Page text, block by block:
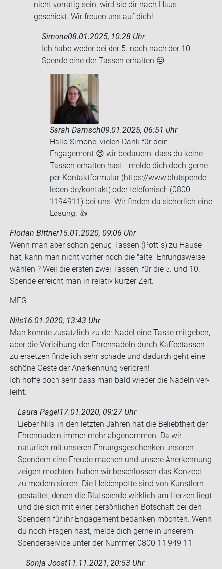
nicht vorrätig sein, wird sie dir nach Haus
geschickt. Wir freuen uns auf dich!
Simone08.01.2025, 10:28 Uhr
Ich habe weder bei der 5. noch nach der 10.
Spen­de eine der Tas­sen er­hal­ten 😔
Sarah Damsch09.01.2025, 06:51 Uhr
Hallo Simone, vielen Dank für dein
Engagement 😊 wir bedauern, dass du keine
Tassen erhalten hast - melde dich doch gerne
per Kontaktformular (https://www.blutspende-
leben.de/kontakt) oder telefonisch (0800-
1194911) bei uns. Wir finden da sicherlich eine
Lösung. 👍
Florian Bittner15.01.2020, 09:06 Uhr
Wenn man aber schon genug Tas­sen (Pott´s) zu Hause
hat, kann man nicht vor­her noch die "alte" Eh­rungs­wei­se
wäh­len ? Weil die ers­ten zwei Tas­sen, für die 5. und 10.
Spen­de er­reicht man in re­la­tiv kur­zer Zeit.
MFG
Nils16.01.2020, 13:43 Uhr
Man könn­te zu­sätz­lich zu der Nadel eine Tasse mit­ge­ben,
aber die Ver­lei­hung der Eh­ren­na­deln durch Kaf­fee­tas­sen
zu er­set­zen finde ich sehr scha­de und da­durch geht eine
schö­ne Geste der An­er­ken­nung ver­lo­ren!
Ich hoffe doch sehr dass man bald wie­der die Na­deln ver­
leiht.
Laura Pagel17.01.2020, 09:27 Uhr
Lieber Nils, in den letzten Jahren hat die Beliebtheit der
Ehrennadeln immer mehr abgenommen. Da wir
natürlich mit unseren Ehrungsgeschenken unseren
Spendern eine Freude machen und unsere Anerkennung
zeigen möchten, haben wir beschlossen das Konzept
zu modernisieren. Die Heldenpötte sind von Künstlern
gestaltet, denen die Blutspende wirklich am Herzen liegt
und die sich mit einer persönlichen Botschaft bei den
Spendern für ihr Engagement bedanken möchten. Wenn
du noch Fragen hast, melde dich gerne in unserem
Spenderservice unter der Nummer 0800 11 949 11
Sonja Joost11.11.2021, 20:53 Uhr